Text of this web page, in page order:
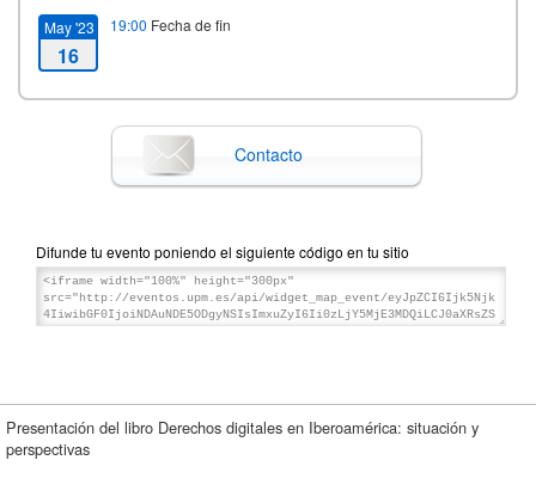
May '23
16
19:00 Fecha de fin
Contacto
Difunde tu evento poniendo el siguiente código en tu sitio
Presentación del libro Derechos digitales en Iberoamérica: situación y
perspectivas